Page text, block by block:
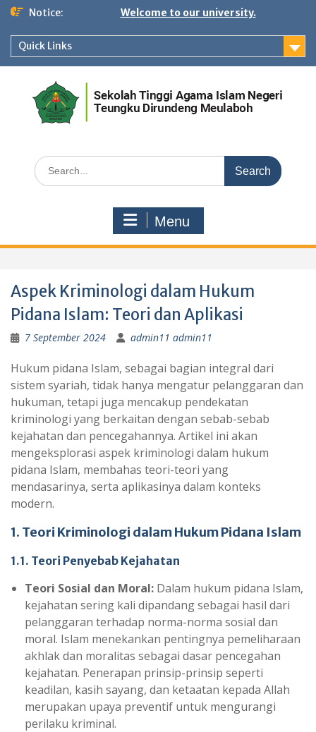
Skip
content
Notice: Welcome to our university.
Quick Links
Search
for:
Menu
Aspek Kriminologi dalam Hukum
Pidana Islam: Teori dan Aplikasi
7 September 2024 admin11 admin11
Hukum pidana Islam, sebagai bagian integral dari
sistem syariah, tidak hanya mengatur pelanggaran dan
hukuman, tetapi juga mencakup pendekatan
kriminologi yang berkaitan dengan sebab-sebab
kejahatan dan pencegahannya. Artikel ini akan
mengeksplorasi aspek kriminologi dalam hukum
pidana Islam, membahas teori-teori yang
mendasarinya, serta aplikasinya dalam konteks
modern.
1. Teori Kriminologi dalam Hukum Pidana Islam
1.1. Teori Penyebab Kejahatan
Teori Sosial dan Moral: Dalam hukum pidana Islam,
kejahatan sering kali dipandang sebagai hasil dari
pelanggaran terhadap norma-norma sosial dan
moral. Islam menekankan pentingnya pemeliharaan
akhlak dan moralitas sebagai dasar pencegahan
kejahatan. Penerapan prinsip-prinsip seperti
keadilan, kasih sayang, dan ketaatan kepada Allah
merupakan upaya preventif untuk mengurangi
perilaku kriminal.